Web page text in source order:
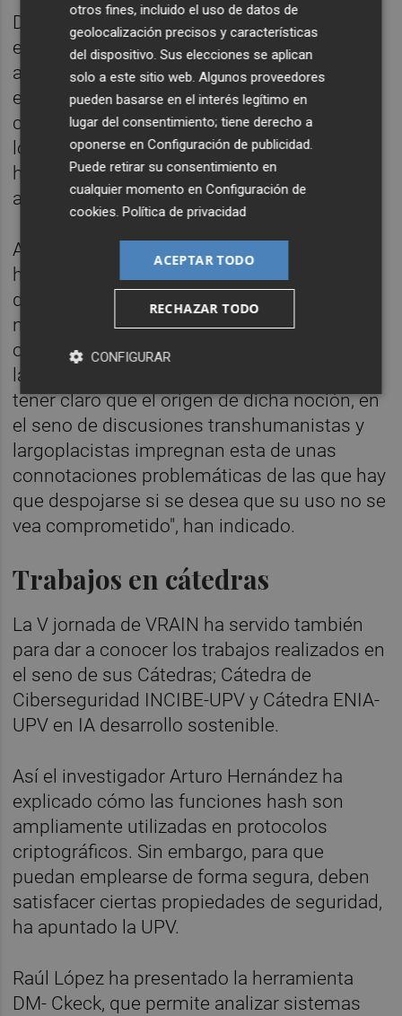
Diéguez ha desgranado la noción de riesgo
existencial, en el sentido de factor natural o
artificial que puede poner en peligro la
existencia de la especie humana y cómo
comienza a ser usada de forma amplia en
los discursos sobre el futuro de la
humanidad, ha detallado la institución
académica.
Antonio Diéguez ha explicado cómo, este
hecho, puede ser útil para tomar conciencia
de los peligros que acechan a la especie si
no se toman a tiempo las medidas
oportunas en lo que se refiere al impacto de
las nuevas tecnologías. "Aunque conviene
tener claro que el origen de dicha noción, en
el seno de discusiones transhumanistas y
largoplacistas impregnan esta de unas
connotaciones problemáticas de las que hay
que despojarse si se desea que su uso no se
vea comprometido", han indicado.
Trabajos en cátedras
La V jornada de VRAIN ha servido también
para dar a conocer los trabajos realizados en
el seno de sus Cátedras; Cátedra de
Ciberseguridad INCIBE-UPV y Cátedra ENIA-
UPV en IA desarrollo sostenible.
Así el investigador Arturo Hernández ha
explicado cómo las funciones hash son
ampliamente utilizadas en protocolos
criptográficos. Sin embargo, para que
puedan emplearse de forma segura, deben
satisfacer ciertas propiedades de seguridad,
ha apuntado la UPV.
Raúl López ha presentado la herramienta
DM- Ckeck, que permite analizar sistemas
otros fines, incluido el uso de datos de
geolocalización precisos y características
del dispositivo. Sus elecciones se aplican
solo a este sitio web. Algunos proveedores
pueden basarse en el interés legítimo en
lugar del consentimiento; tiene derecho a
oponerse enConfiguración de publicidad
Puede retirar su consentimiento en
cualquier momento enConfiguración de
cookies .Política de privacidad
ACEPTAR TODO
RECHAZAR TODO
CONFIGURAR